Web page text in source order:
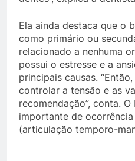
Ela ainda destaca que o
como primário ou
relacionado a nenhuma
possui o estresse e a
principais causas.
controlar a tensão e as
recomendação”, conta.
importante de
(articulação temporo-